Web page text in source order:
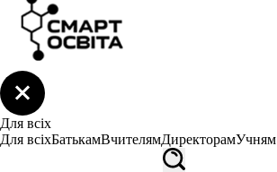
Для всіх
Для всіхБатькамВчителямДиректорамУчням